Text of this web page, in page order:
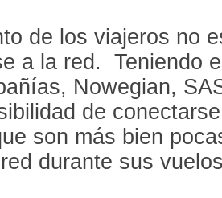
de los viajeros no
a la red. Teniendo
Nowegian,
de
son más bien
durante sus